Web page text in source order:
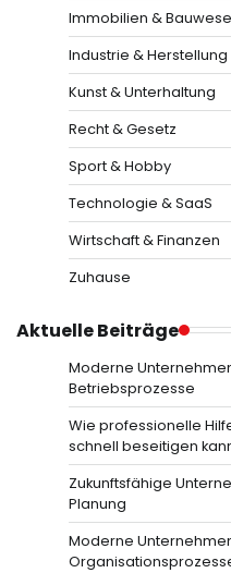
Immobilien &
Industrie & Herstellung
Kunst & Unterhaltung
Recht & Gesetz
Sport & Hobby
Technologie & SaaS
Wirtschaft & Finanzen
Zuhause
Aktuelle Beiträge
Moderne
Betriebsprozesse
Wie professionelle
schnell beseitigen
Zukunftsfähige
Planung
Moderne